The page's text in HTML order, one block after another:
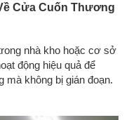
Cửa Cuốn Thương
nhà kho hoặc cơ sở
động hiệu quả để
mà không bị gián đoạn.